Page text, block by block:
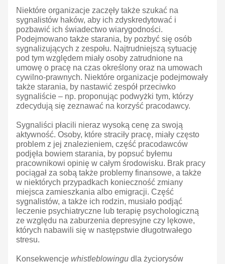
Niektóre organizacje zaczęły także szukać na
sygnalistów haków, aby ich zdyskredytować i
pozbawić ich świadectwo wiarygodności.
Podejmowano także starania, by pozbyć się osób
sygnalizujących z zespołu. Najtrudniejszą sytuację
pod tym względem miały osoby zatrudnione na
umowę o pracę na czas określony oraz na umowach
cywilno-prawnych. Niektóre organizacje podejmowały
także starania, by nastawić zespół przeciwko
sygnaliście – np. proponując podwyżki tym, którzy
zdecydują się zeznawać na korzyść pracodawcy.
Sygnaliści płacili nieraz wysoką cenę za swoją
aktywność. Osoby, które straciły pracę, miały często
problem z jej znalezieniem, część pracodawców
podjęła bowiem starania, by popsuć byłemu
pracownikowi opinię w całym środowisku. Brak pracy
pociągał za sobą także problemy finansowe, a także
w niektórych przypadkach konieczność zmiany
miejsca zamieszkania albo emigracji. Część
sygnalistów, a także ich rodzin, musiało podjąć
leczenie psychiatryczne lub terapię psychologiczną
ze względu na zaburzenia depresyjne czy lękowe,
których nabawili się w następstwie długotrwałego
stresu.
Konsekwencje whistleblowingu dla życiorysów